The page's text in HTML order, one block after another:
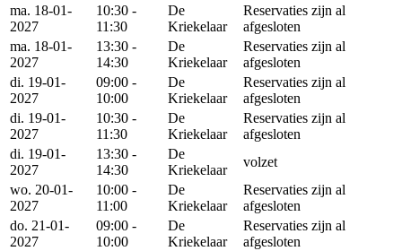
ma. 18-01-
2027
10:30 -
11:30
De
Kriekelaar
Reservaties zijn al
afgesloten
ma. 18-01-
2027
13:30 -
14:30
De
Kriekelaar
Reservaties zijn al
afgesloten
di. 19-01-
2027
09:00 -
10:00
De
Kriekelaar
Reservaties zijn al
afgesloten
di. 19-01-
2027
10:30 -
11:30
De
Kriekelaar
Reservaties zijn al
afgesloten
di. 19-01-
2027
13:30 -
14:30
De
Kriekelaar
volzet
wo. 20-01-
2027
10:00 -
11:00
De
Kriekelaar
Reservaties zijn al
afgesloten
do. 21-01-
2027
09:00 -
10:00
De
Kriekelaar
Reservaties zijn al
afgesloten